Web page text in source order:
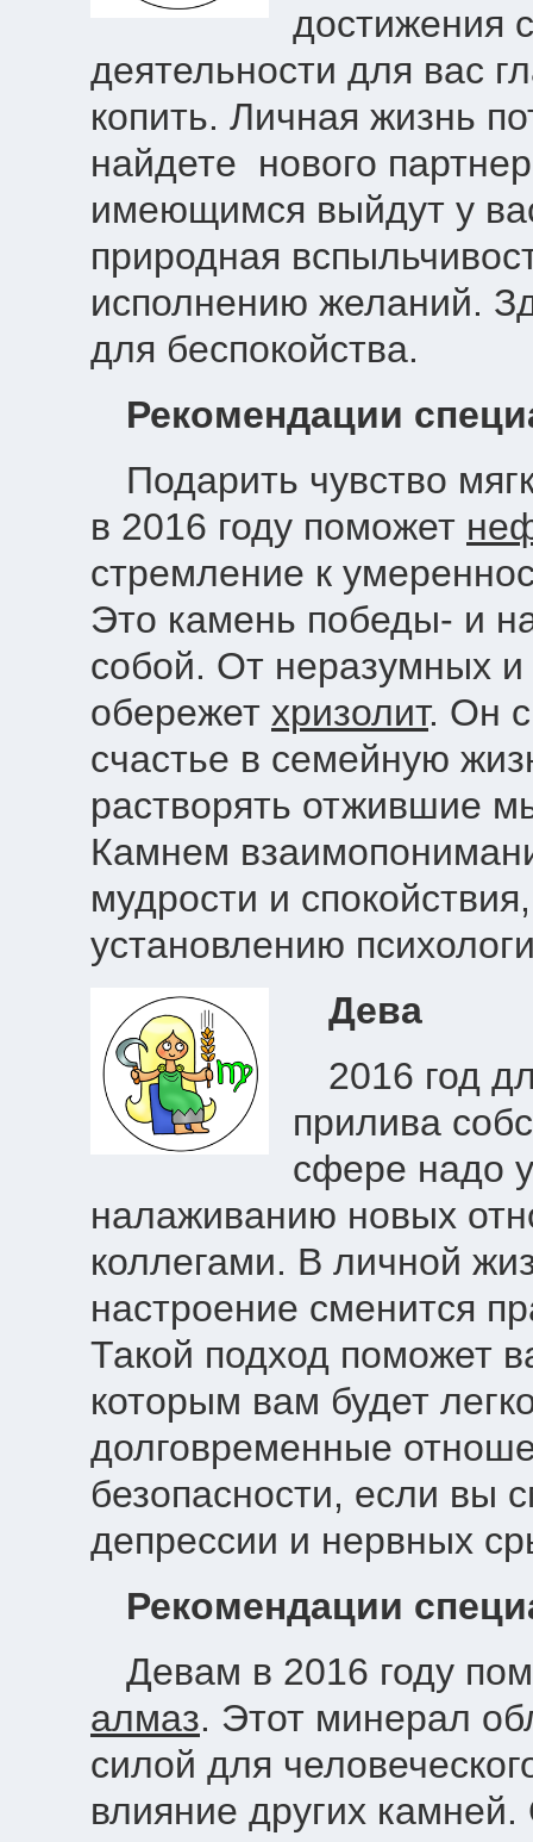
достижения
деятельности для вас
копить. Личная жизнь
найдете нового
имеющимся выйдут у
природная
исполнению желаний.
для беспокойства.
Рекомендации
Подарить чувство
в 2016 году поможет
стремление к
Это камень победы- и
собой. От неразумных и
обережет хризолит. Он
счастье в семейную
растворять отжившие
Камнем
мудрости и
установлению
Дева
2016 год
прилива
сфере надо
налаживанию новых
коллегами. В личной
настроение сменится
Такой подход поможет
которым вам будет
долговременные
безопасности, если вы
депрессии и нервных
Рекомендации
Девам в 2016 году
алмаз. Этот минерал
силой для
влияние других